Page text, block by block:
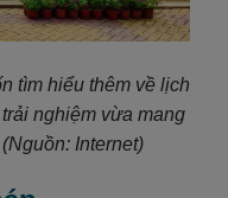
tìm hiểu thêm về lịch
nghiệm vừa mang
Internet)